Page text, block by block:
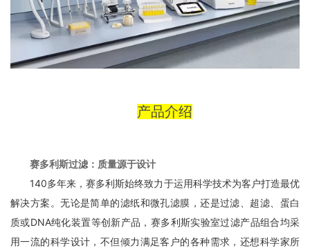
产品介绍
赛多利斯过滤：质量源于设计
140多年来，赛多利斯始终致力于运用科学技术为客户打造最优
解决方案。无论是简单的滤纸和微孔滤膜，还是过滤、超滤、蛋白
质或DNA纯化装置等创新产品，赛多利斯实验室过滤产品组合均采
用一流的科学设计，不但倾力满足客户的各种需求，还想科学家所